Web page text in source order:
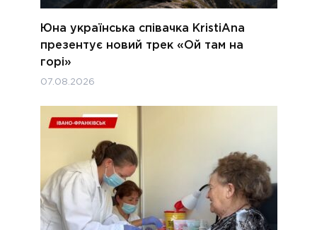
Юна українська співачка KristiAna
презентує новий трек «Ой там на
горі»
07.08.2026